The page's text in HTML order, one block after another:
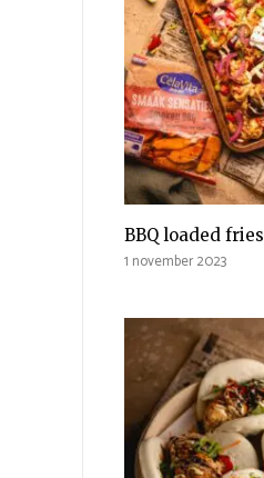
BBQ loaded fries
1 november 2023